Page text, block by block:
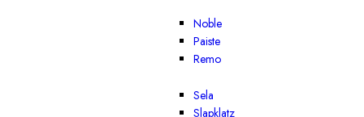
Noble
Paiste
Remo
Sela
Slapklatz